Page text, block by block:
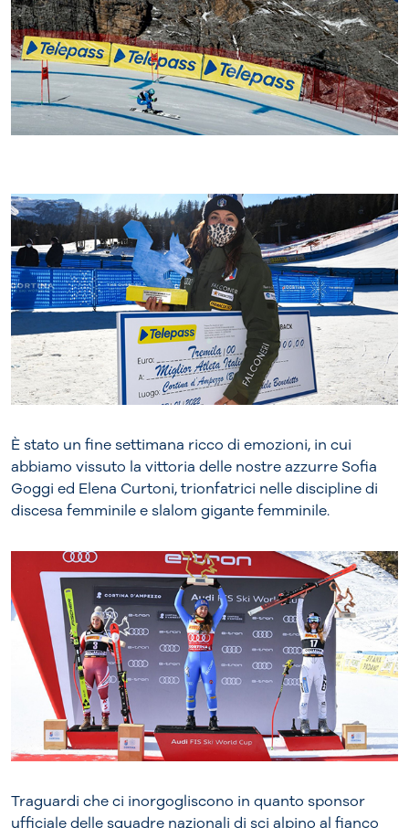
È stato un fine settimana ricco di emozioni, in cui
abbiamo vissuto la vittoria delle nostre azzurre Sofia
Goggi ed Elena Curtoni, trionfatrici nelle discipline di
discesa femminile e slalom gigante femminile.
Traguardi che ci inorgogliscono in quanto sponsor
ufficiale delle squadre nazionali di sci alpino al fianco